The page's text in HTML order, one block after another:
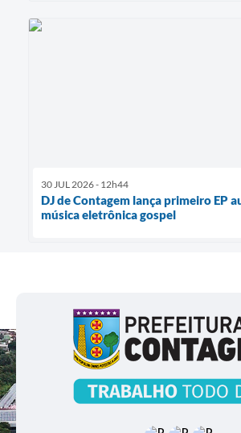
30 JUL 2026 - 12h44
DJ de Contagem lança primeiro EP
música eletrônica gospel